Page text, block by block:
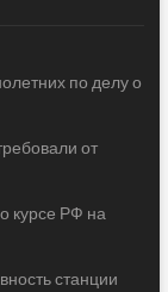
по делу о
от
курсе РФ на
станции